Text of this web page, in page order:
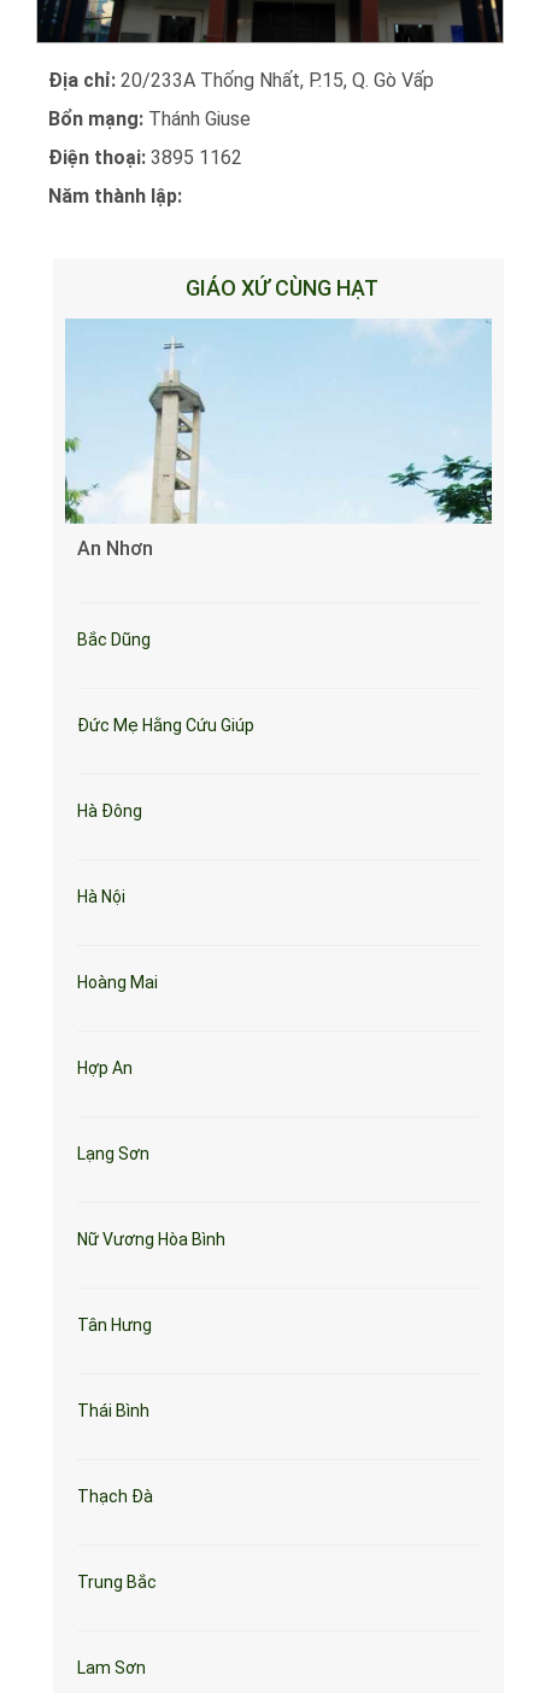
Địa chỉ: 20/233A Thống Nhất, P.15, Q. Gò Vấp
Bổn mạng: Thánh Giuse
Điện thoại: 3895 1162
Năm thành lập:
GIÁO XỨ CÙNG HẠT
An Nhơn
Bắc Dũng
Đức Mẹ Hằng Cứu Giúp
Hà Đông
Hà Nội
Hoàng Mai
Hợp An
Lạng Sơn
Nữ Vương Hòa Bình
Tân Hưng
Thái Bình
Thạch Đà
Trung Bắc
Lam Sơn